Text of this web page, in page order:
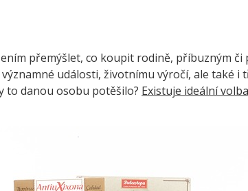
přemýšlet, co koupit rodině, příbuzným či
události, životnímu výročí, ale také
to danou osobu potěšilo? Existuje ideální volba